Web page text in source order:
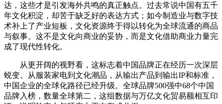
达，这些才是引发海外共鸣的真正触点。过去常说中国有五千
年文化积淀，却苦于缺乏好的表达方式；如今制造业与数字技
术补上了产业短板，文化资源终于得以转化为全球流通的商品
与叙事。这不是文化向商业的妥协，而是文化借助商业力量完
成了现代性转化。
从更开阔的视野看，这标志着中国品牌正在经历一次深层
蜕变。从服装家电到文化潮品，从输出产品到输出IP和标准，
中国企业的全球化路径已经升级。全球品牌500强中68个中国
品牌入榜，数量全球第二，这组数据与万亿文化贸易额相互印